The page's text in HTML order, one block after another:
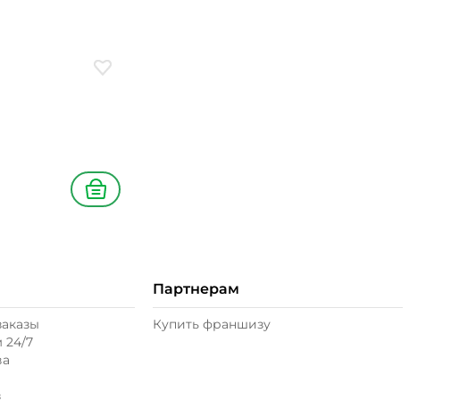
Добавить в избранное
В корзину
24/7
Партнерам
Купить франшизу